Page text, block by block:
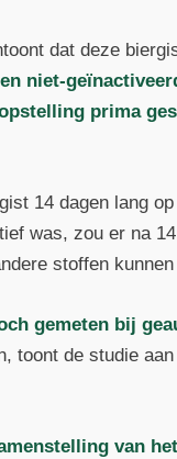
dat deze
niet-
prima
14 dagen lang
was, zou er na
stoffen
gemeten bij
toont de studie
van